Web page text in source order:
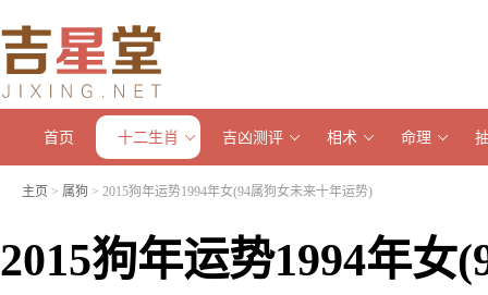
首页 十二生肖 吉凶测评 相术 命理
主页 > 属狗 > 2015狗年运势1994年女(94属狗女未来十年运势)
2015狗年运势1994年女